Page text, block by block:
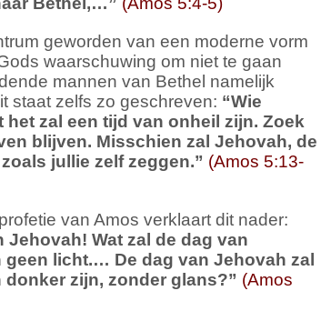
geworden van een moderne vorm
waarschuwing om niet te gaan
mannen van Bethel namelijk
staat zelfs zo geschreven: “Wie
het zal een tijd van onheil zijn. Zoek
blijven. Misschien zal Jehovah, de
jullie zelf zeggen.” (Amos 5:13-
van Amos verklaart dit nader:
Jehovah! Wat zal de dag van
geen licht.… De dag van Jehovah zal
donker zijn, zonder glans?” (Amos